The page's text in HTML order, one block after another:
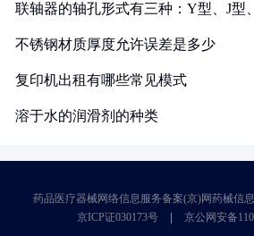
联轴器的轴孔形式有三种：Y型、J型
不锈钢材质厚度允许误差是多少
复印机出租有哪些常见模式
溶于水的润滑剂的种类
药品医疗器械网络信息服务备案(京)网药械信
京ICP证030173号
京公网安备